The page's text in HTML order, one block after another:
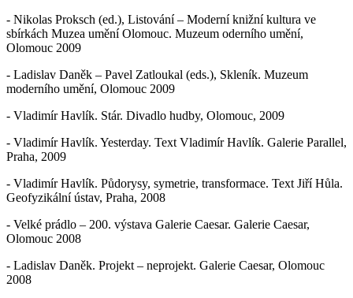
- Nikolas Proksch (ed.), Listování – Moderní knižní kultura ve
sbírkách Muzea umění Olomouc. Muzeum oderního umění,
Olomouc 2009
- Ladislav Daněk – Pavel Zatloukal (eds.), Skleník. Muzeum
moderního umění, Olomouc 2009
- Vladimír Havlík. Stár. Divadlo hudby, Olomouc, 2009
- Vladimír Havlík. Yesterday. Text Vladimír Havlík. Galerie Parallel,
Praha, 2009
- Vladimír Havlík. Půdorysy, symetrie, transformace. Text Jiří Hůla.
Geofyzikální ústav, Praha, 2008
- Velké prádlo – 200. výstava Galerie Caesar. Galerie Caesar,
Olomouc 2008
- Ladislav Daněk. Projekt – neprojekt. Galerie Caesar, Olomouc
2008